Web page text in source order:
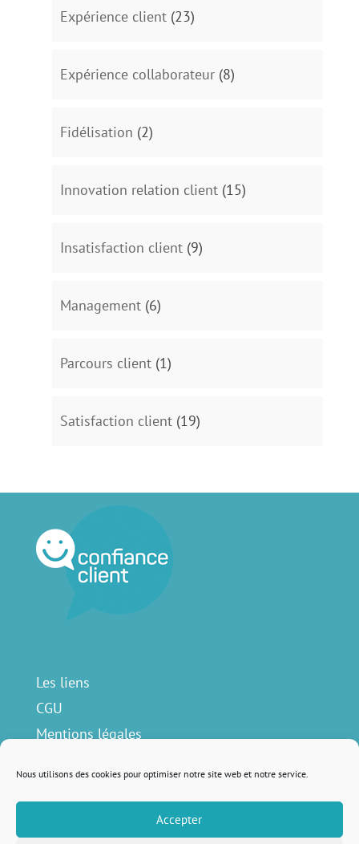
Nous utilisons des cookies pour optimiser notre site web et notre service.
Accepter
Expérience client(23)
Expérience collaborateur(8)
Fidélisation (2)
Innovation relation client(15)
Insatisfaction client(9)
Management(6)
Parcours client(1)
Satisfaction client(19)
Les liens
CGU
Mentions légales